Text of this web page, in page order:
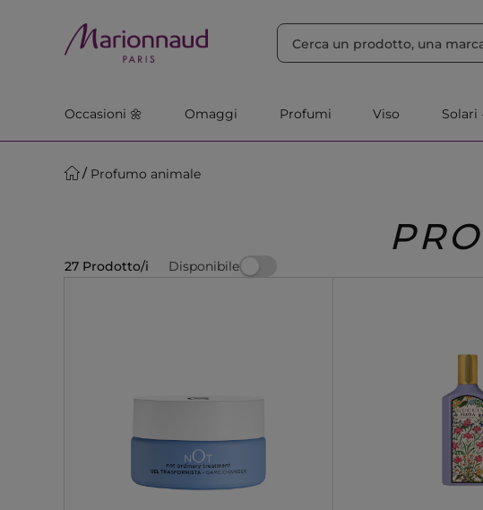
Occasioni 🌼 Omaggi Profumi Viso
Profumo animale
27 Prodotto/i Disponibile